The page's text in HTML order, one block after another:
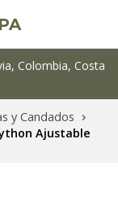
Colombia, Costa
y Candados
Ajustable